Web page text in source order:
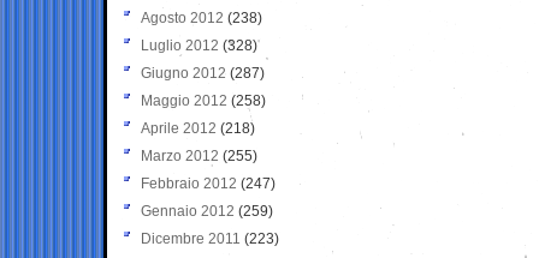
Agosto 2012 (238)
Luglio 2012 (328)
Giugno 2012 (287)
Maggio 2012 (258)
Aprile 2012 (218)
Marzo 2012 (255)
Febbraio 2012 (247)
Gennaio 2012 (259)
Dicembre 2011 (223)